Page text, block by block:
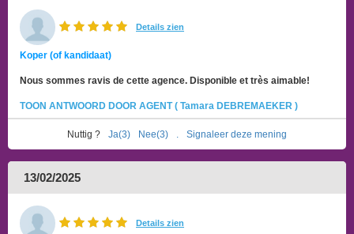
Details zien
Koper (of kandidaat)
Nous sommes ravis de cette agence. Disponible et très aimable!
TOON ANTWOORD DOOR AGENT ( Tamara DEBREMAEKER )
Nuttig ? Ja(3) Nee(3) Signaleer deze mening
13/02/2025
Details zien